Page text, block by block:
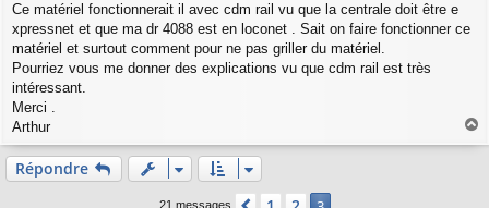
Ce matériel fonctionnerait il avec cdm rail vu que la centrale doit être e
xpressnet et que ma dr 4088 est en loconet . Sait on faire fonctionner ce
matériel et surtout comment pour ne pas griller du matériel.
Pourriez vous me donner des explications vu que cdm rail est très
intéressant.
Merci .
Arthur
a
Répondre
21 messages